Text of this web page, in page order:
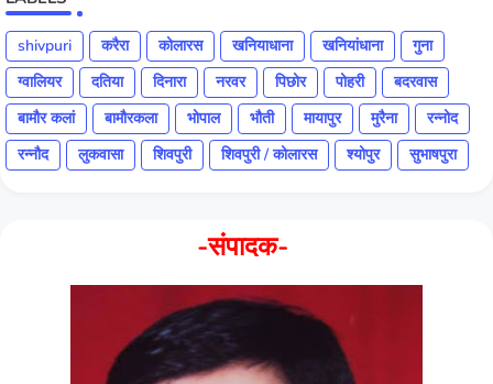
shivpuri करैरा कोलारस खनियाधाना खनियांधाना
गुना
ग्वालियर
दतिया दिनारा नरवर पिछोर पोहरी
बदरवास
बामौर कलां
बामौरकला भोपाल भौती मायापुर मुरैना
रन्नोद
रन्नौद
लुकवासा शिवपुरी शिवपुरी / कोलारस श्योपुर सुभाषपुरा
-संपादक-